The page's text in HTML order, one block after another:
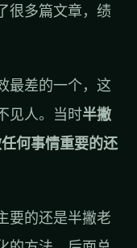
很多篇文章，绩
最差的一个，这
见人。当时半撇
何事情重要的还
要的还是半撇老